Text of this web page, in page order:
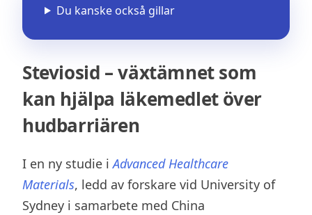
Du kanske också gillar
Steviosid – växtämnet som
kan hjälpa läkemedlet över
hudbarriären
I en ny studie iAdvanced Healthcare
Materials, ledd av forskare vid University of
Sydney i samarbete med China